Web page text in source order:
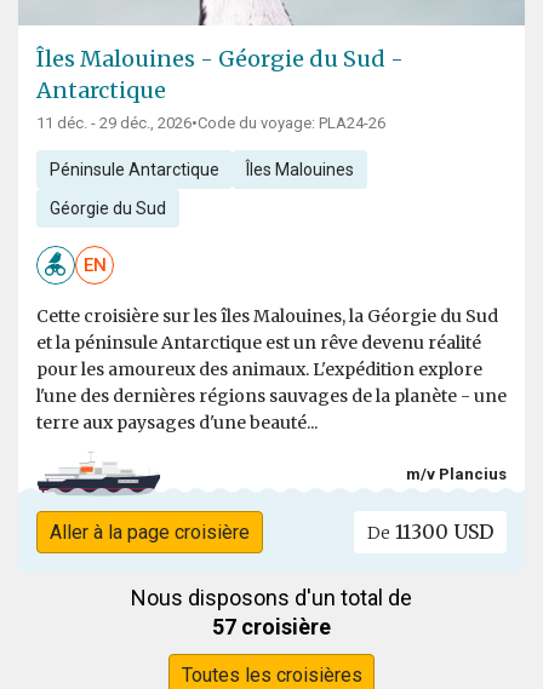
Îles Malouines - Géorgie du Sud -
Antarctique
11 déc. - 29 déc., 2026•Code du voyage: PLA24-26
Péninsule Antarctique Îles Malouines
Géorgie du Sud
EN
Cette croisière sur les îles Malouines, la Géorgie du Sud
et la péninsule Antarctique est un rêve devenu réalité
pour les amoureux des animaux. L'expédition explore
l'une des dernières régions sauvages de la planète - une
terre aux paysages d'une beauté...
m/v Plancius
Aller à la page croisière De 11300 USD
Nous disposons d'un total de
57 croisière
Toutes les croisières